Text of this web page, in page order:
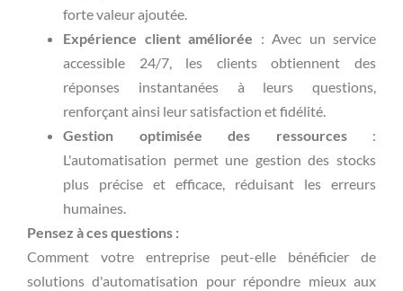
forte valeur ajoutée.
Expérience client améliorée : Avec un service
accessible 24/7, les clients obtiennent des
réponses instantanées à leurs questions,
renforçant ainsi leur satisfaction et fidélité.
Gestion optimisée des ressources:
L'automatisation permet une gestion des stocks
plus précise et efficace, réduisant les erreurs
humaines.
Pensez à ces questions :
Comment votre entreprise peut-elle bénéficier de
solutions d'automatisation pour répondre mieux aux